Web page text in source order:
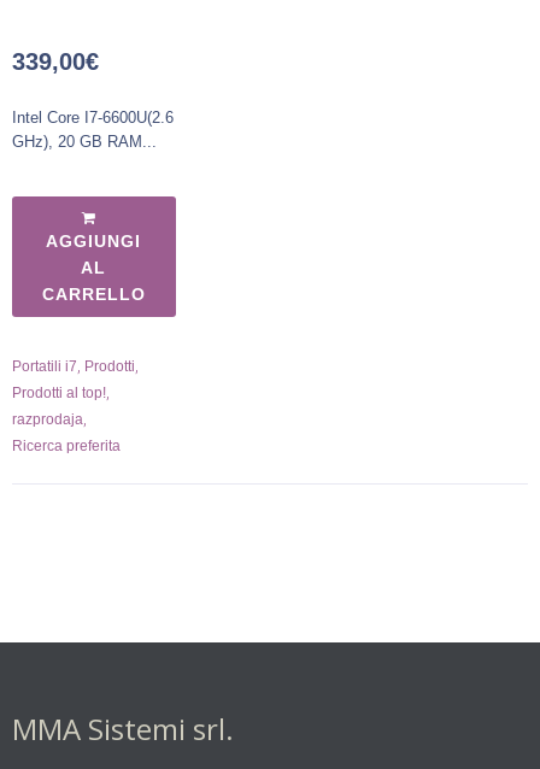
339,00€
Intel Core I7-6600U(2.6
GHz), 20 GB RAM...
AGGIUNGI
AL
CARRELLO
Portatili i7, Prodotti,
Prodotti al top!,
razprodaja,
Ricerca preferita
MMA Sistemi srl.